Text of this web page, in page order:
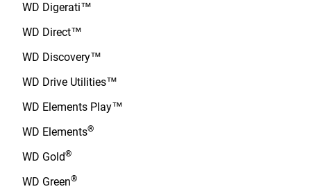
WD Digerati™
WD Direct™
WD Discovery™
WD Drive Utilities™
WD Elements Play™
WD Elements®
WD Gold®
WD Green®